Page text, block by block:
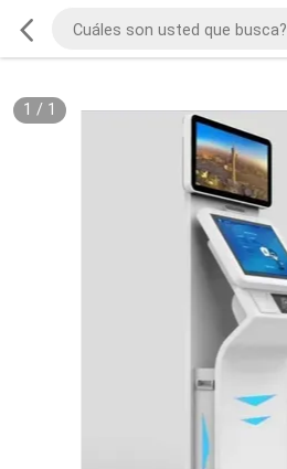
1 / 1